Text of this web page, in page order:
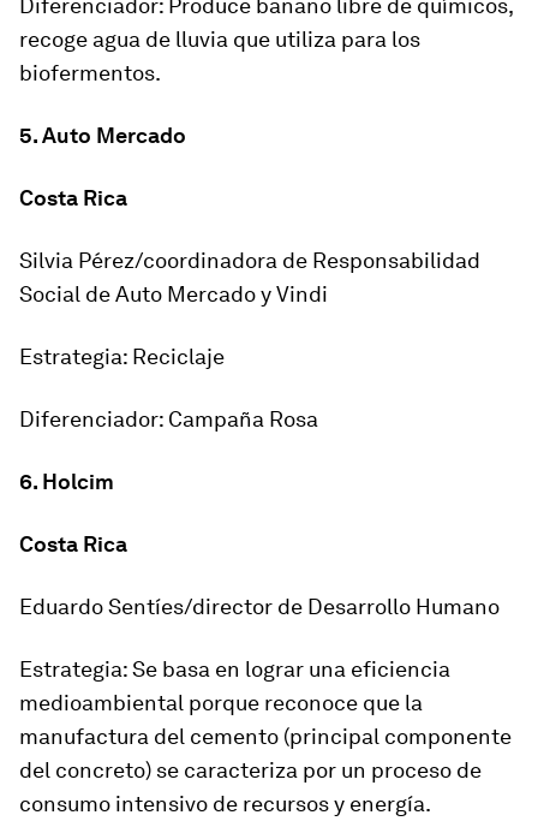
Diferenciador: Produce banano libre de químicos,
recoge agua de lluvia que utiliza para los
biofermentos.
5. Auto Mercado
Costa Rica
Silvia Pérez/coordinadora de Responsabilidad
Social de Auto Mercado y Vindi
Estrategia: Reciclaje
Diferenciador: Campaña Rosa
6. Holcim
Costa Rica
Eduardo Sentíes/director de Desarrollo Humano
Estrategia: Se basa en lograr una eficiencia
medioambiental porque reconoce que la
manufactura del cemento (principal componente
del concreto) se caracteriza por un proceso de
consumo intensivo de recursos y energía.